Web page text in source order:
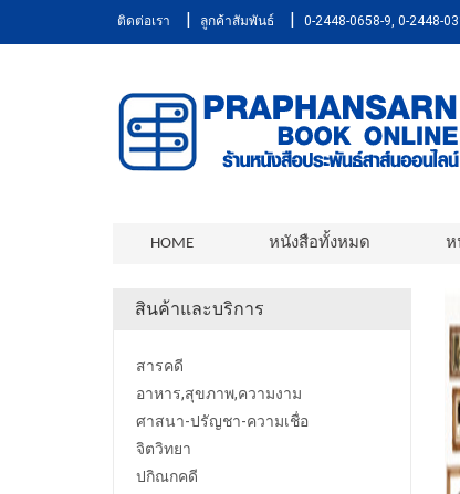
ติดต่อเรา | ลูกค้าสัมพันธ์ | 0-2448-0658-9, 0-2448-
HOME หนังสือทั้งหมด ห
สินค้าและบริการ
สารคดี
อาหาร,สุขภาพ,ความงาม
ศาสนา-ปรัญชา-ความเชื่อ
จิตวิทยา
ปกิณกคดี